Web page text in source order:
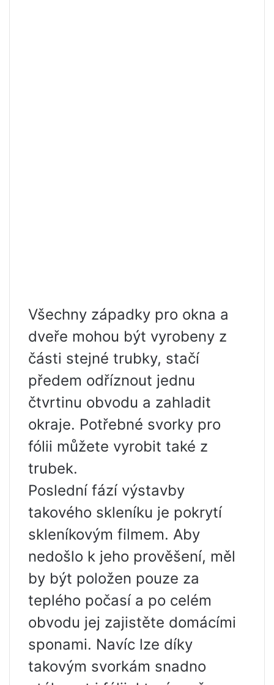
Všechny západky pro okna a
dveře mohou být vyrobeny z
části stejné trubky, stačí
předem odříznout jednu
čtvrtinu obvodu a zahladit
okraje. Potřebné svorky pro
fólii můžete vyrobit také z
trubek.
Poslední fází výstavby
takového skleníku je pokrytí
skleníkovým filmem. Aby
nedošlo k jeho prověšení, měl
by být položen pouze za
teplého počasí a po celém
obvodu jej zajistěte domácími
sponami. Navíc lze díky
takovým svorkám snadno